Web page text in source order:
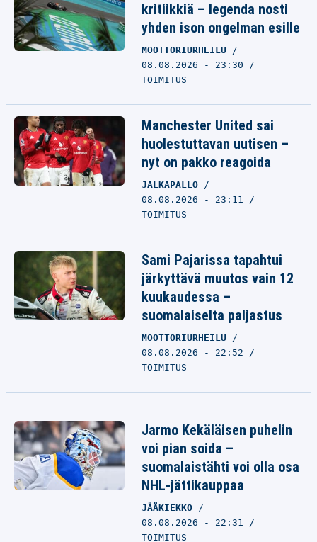
kritiikkiä – legenda nosti
yhden ison ongelman esille
MOOTTORIURHEILU
08.08.2026 - 23:30
TOIMITUS
Manchester United sai
huolestuttavan uutisen –
nyt on pakko reagoida
JALKAPALLO
08.08.2026 - 23:11
TOIMITUS
Sami Pajarissa tapahtui
järkyttävä muutos vain 12
kuukaudessa –
suomalaiselta paljastus
MOOTTORIURHEILU
08.08.2026 - 22:52
TOIMITUS
Jarmo Kekäläisen puhelin
voi pian soida –
suomalaistähti voi olla osa
NHL-jättikauppaa
JÄÄKIEKKO
08.08.2026 - 22:31
TOIMITUS